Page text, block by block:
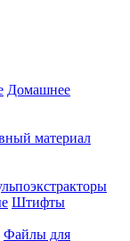
Домашнее
материал
Штифты
Файлы для